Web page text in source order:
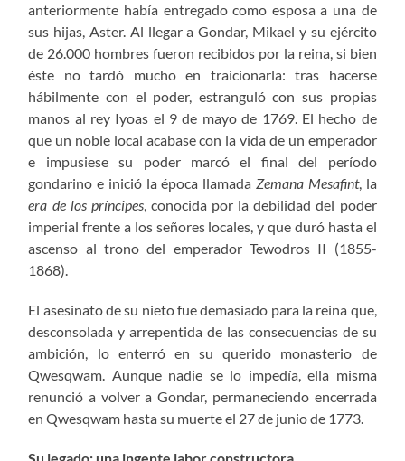
anteriormente había entregado como esposa a una de
sus hijas, Aster. Al llegar a Gondar, Mikael y su ejército
de 26.000 hombres fueron recibidos por la reina, si bien
éste no tardó mucho en traicionarla: tras hacerse
hábilmente con el poder, estranguló con sus propias
manos al rey Iyoas el 9 de mayo de 1769. El hecho de
que un noble local acabase con la vida de un emperador
e impusiese su poder marcó el final del período
gondarino e inició la época llamadaZemana Mesafint, la
era de los príncipes, conocida por la debilidad del poder
imperial frente a los señores locales, y que duró hasta el
ascenso al trono del emperador Tewodros II (1855-
1868).
El asesinato de su nieto fue demasiado para la reina que,
desconsolada y arrepentida de las consecuencias de su
ambición, lo enterró en su querido monasterio de
Qwesqwam. Aunque nadie se lo impedía, ella misma
renunció a volver a Gondar, permaneciendo encerrada
en Qwesqwam hasta su muerte el 27 de junio de 1773.